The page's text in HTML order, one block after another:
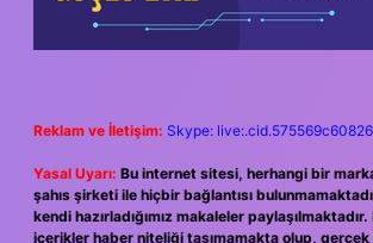
Reklam ve İletişim: Skype:
Yasal Uyarı: Bu internet sitesi, herhangi bir
şahıs şirketi ile hiçbir bağlantısı
kendi hazırladığımız makaleler
içerikler haber niteliği taşımamakta olup,